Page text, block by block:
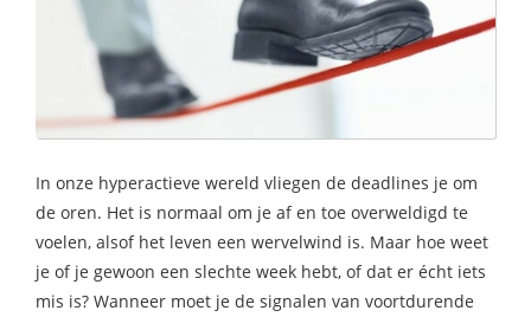
In onze hyperactieve wereld vliegen de deadlines je om
de oren. Het is normaal om je af en toe overweldigd te
voelen, alsof het leven een wervelwind is. Maar hoe weet
je of je gewoon een slechte week hebt, of dat er écht iets
mis is? Wanneer moet je de signalen van voortdurende